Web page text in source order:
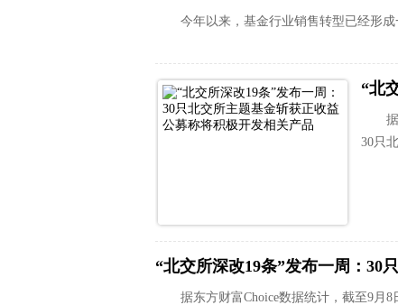
今年以来，基金行业销售转型已经形
30只北
据东方财富Choice数据统计，截至9月